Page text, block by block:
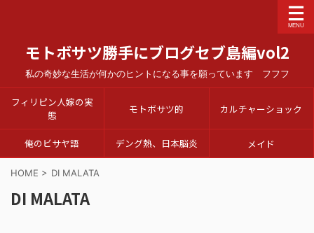
モトボサツ勝手にブログセブ島編vol2
私の奇妙な生活が何かのヒントになる事を願っています フフフ
フィリピン人嫁の実
態
モトボサツ的 カルチャーショック
俺のビサヤ語 デング熱、日本脳炎 メイド
HOME > DI MALATA
DI MALATA